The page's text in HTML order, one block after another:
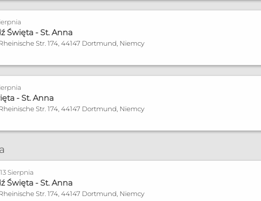
Święta - St. Anna
Str. 174, 44147 Dortmund, Niemcy
- St. Anna
Str. 174, 44147 Dortmund, Niemcy
Sierpnia
Święta - St. Anna
Str. 174, 44147 Dortmund, Niemcy